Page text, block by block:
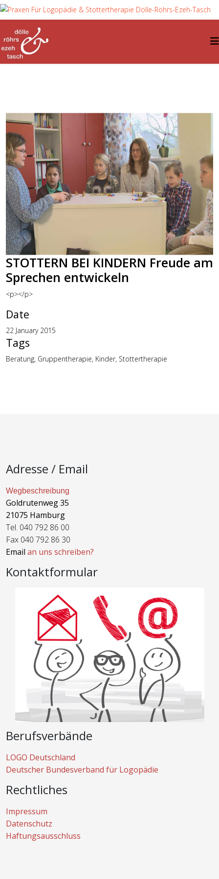
STOTTERN BEI KINDERN Freude am
Sprechen entwickeln
<p></p>
Date
22 January 2015
Tags
Beratung, Gruppentherapie, Kinder, Stottertherapie
Adresse / Email
Wegbeschreibung
Goldrutenweg 35
21075 Hamburg
Tel. 040 792 86 00
Fax 040 792 86 30
Email an uns schreiben?
Kontaktformular
Berufsverbände
LOGO Deutschland
Deutscher Bundesverband für Logopädie
Rechtliches
Impressum
Datenschutz
Haftungsausschluss